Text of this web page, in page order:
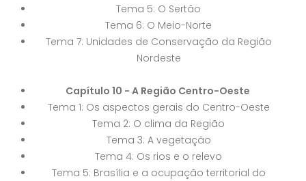
Tema 5: O Sertão
Tema 6: O Meio-Norte
Tema 7: Unidades de Conservação da Região
Nordeste
Capítulo 10 - A Região Centro-Oeste
Tema 1: Os aspectos gerais do Centro-Oeste
Tema 2: O clima da Região
Tema 3: A vegetação
Tema 4: Os rios e o relevo
Tema 5: Brasília e a ocupação territorial do